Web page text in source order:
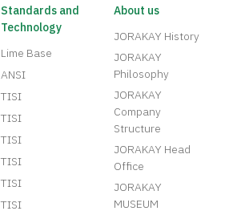
Standards and
Technology
Lime Base
ANSI
TISI
TISI
TISI
TISI
TISI
TISI
About us
JORAKAY History
JORAKAY
Philosophy
JORAKAY
Company
Structure
JORAKAY Head
Office
JORAKAY
MUSEUM